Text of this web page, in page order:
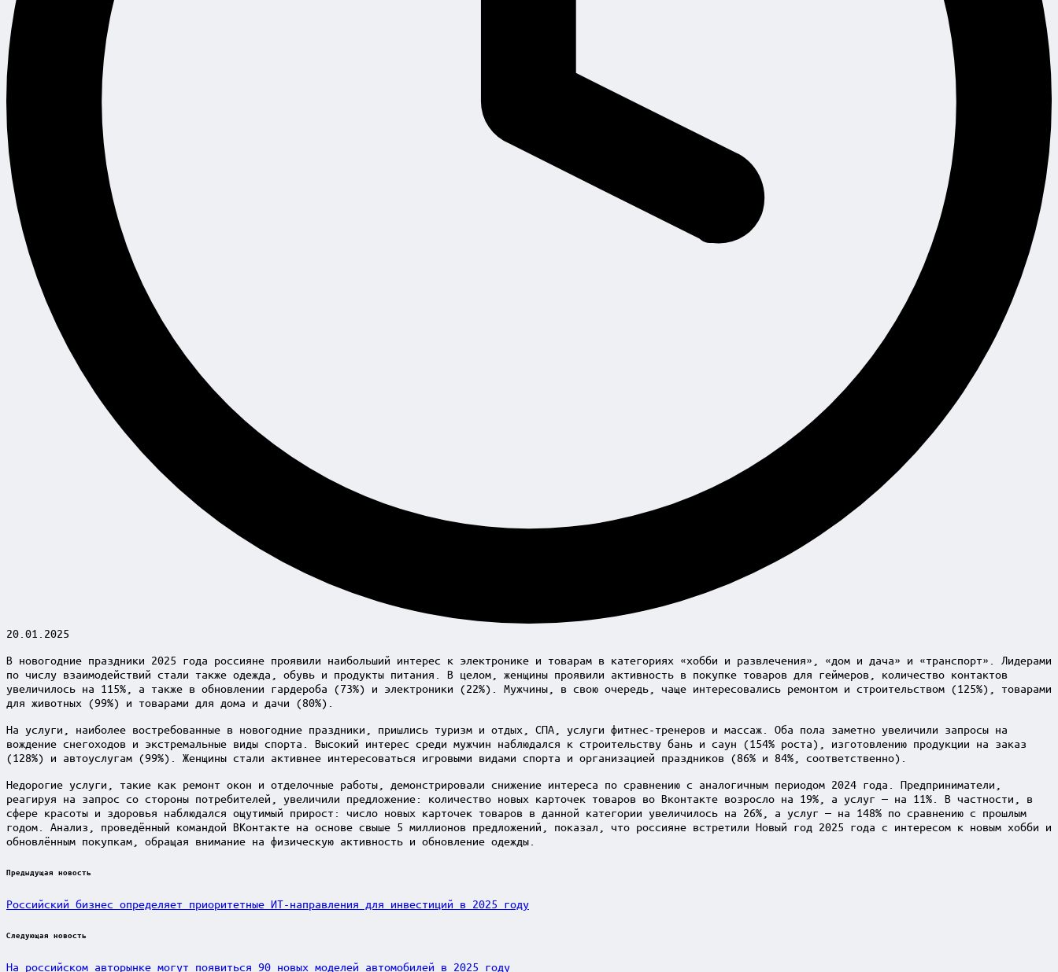
20.01.2025
В новогодние праздники 2025 года россияне проявили наибольший интерес к электронике и товарам в категориях «хобби и развлечения», «дом и дача» и «транспорт». Лидерами
по числу взаимодействий стали также одежда, обувь и продукты питания. В целом, женщины проявили активность в покупке товаров для геймеров, количество контактов
увеличилось на 115%, а также в обновлении гардероба (73%) и электроники (22%). Мужчины, в свою очередь, чаще интересовались ремонтом и строительством (125%), товарами
для животных (99%) и товарами для дома и дачи (80%).
На услуги, наиболее востребованные в новогодние праздники, пришлись туризм и отдых, СПА, услуги фитнес-тренеров и массаж. Оба пола заметно увеличили запросы на
вождение снегоходов и экстремальные виды спорта. Высокий интерес среди мужчин наблюдался к строительству бань и саун (154% роста), изготовлению продукции на заказ
(128%) и автоуслугам (99%). Женщины стали активнее интересоваться игровыми видами спорта и организацией праздников (86% и 84%, соответственно).
Недорогие услуги, такие как ремонт окон и отделочные работы, демонстрировали снижение интереса по сравнению с аналогичным периодом 2024 года. Предприниматели,
реагируя на запрос со стороны потребителей, увеличили предложение: количество новых карточек товаров во Вконтакте возросло на 19%, а услуг — на 11%. В частности, в
сфере красоты и здоровья наблюдался ощутимый прирост: число новых карточек товаров в данной категории увеличилось на 26%, а услуг — на 148% по сравнению с прошлым
годом. Анализ, проведённый командой ВКонтакте на основе свыше 5 миллионов предложений, показал, что россияне встретили Новый год 2025 года с интересом к новым хобби и
обновлённым покупкам, обращая внимание на физическую активность и обновление одежды.
Post
Предыдущая новость
Российский бизнес определяет приоритетные ИТ-направления для инвестиций в 2025 году
Следующая новость
На российском авторынке могут появиться 90 новых моделей автомобилей в 2025 году